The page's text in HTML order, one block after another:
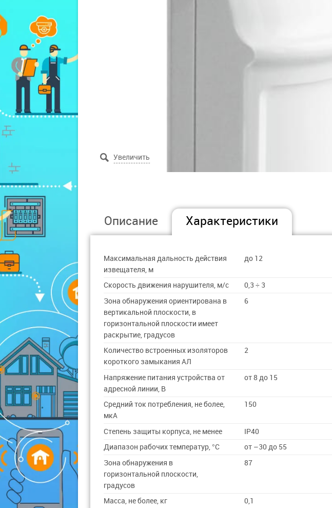
Описание Характеристики
Максимальная дальность действия
извещателя, м
до 12
Скорость движения нарушителя, м/с
0,3 ÷ 3
Зона обнаружения ориентирована в
вертикальной плоскости, в
горизонтальной плоскости имеет
раскрытие, градусов
6
Количество встроенных изоляторов
короткого замыкания АЛ
2
Напряжение питания устройства от
адресной линии, В
от 8 до 15
Средний ток потребления, не более,
мкА
150
Степень защиты корпуса, не менее
IP40
Диапазон рабочих температур, °C
от –30 до 55
Зона обнаружения в
горизонтальной плоскости,
градусов
87
Масса, не более, кг 0,1